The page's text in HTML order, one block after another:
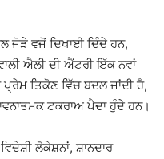
ਜੋੜੇ ਵਜੋਂ ਦਿਖਾਈ ਦਿੰਦੇ ਹਨ,
ਐਲੀ ਦੀ ਐਂਟਰੀ ਇੱਕ ਨਵਾਂ
ਤਿਕੋਣ ਵਿੱਚ ਬਦਲ ਜਾਂਦੀ ਹੈ,
ਟਕਰਾਅ ਪੈਦਾ ਹੁੰਦੇ ਹਨ।
ਲੋਕੇਸ਼ਨਾਂ, ਸ਼ਾਨਦਾਰ